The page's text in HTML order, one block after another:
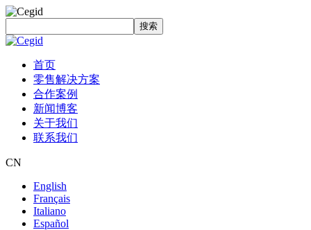
搜索
首页
零售解决方案
合作案例
新闻博客
关于我们
联系我们
CN
English
Français
Italiano
Español